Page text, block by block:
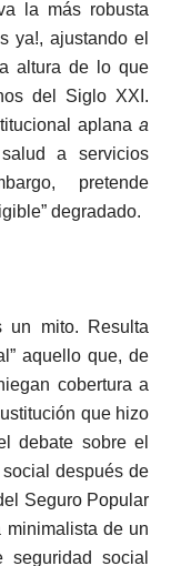
más robusta
ya!, ajustando el
altura de lo que
del Siglo XXI.
aplana a
a servicios
pretende
degradado.
un mito. Resulta
aquello que, de
cobertura a
que hizo
debate sobre el
después de
Seguro Popular
de un
social